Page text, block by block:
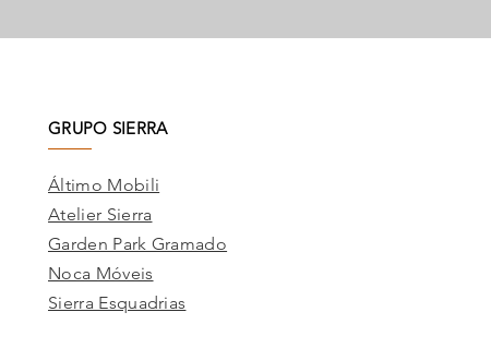
GRUPO SIERRA
Áltimo Mobili
Atelier Sierra
Garden Park Gramado
Noca Móveis
Sierra Esquadrias